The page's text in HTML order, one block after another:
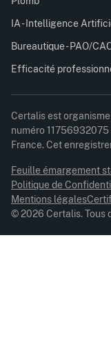
IA - Intelligence
Bureautique - PAO/
Efficacité
Certalis est
numéro
France. Cet
© 2026 Certalis. Tous
Feuille émargement
Politique de
Mentions légales